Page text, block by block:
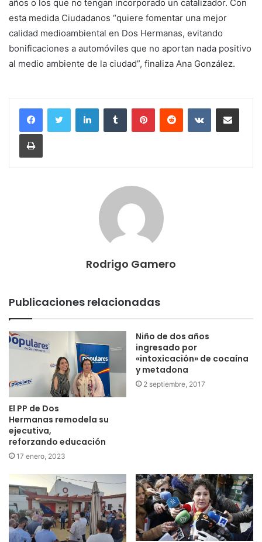
años o los que no tengan incorporado un catalizador. Con
esta medida Ciudadanos “quiere fomentar una mejor
calidad medioambiental en Dos Hermanas, evitando
bonificaciones a automóviles que no aportan nada positivo
al medio ambiente de la ciudad”, finaliza Ana González.
Rodrigo Gamero
Publicaciones relacionadas
El PP de Dos
Hermanas remodela su
ejecutiva,
reforzando educación
17 enero, 2023
Niño de dos años
ingresado por
«intoxicación» de cocaína
y metadona
2 septiembre, 2017